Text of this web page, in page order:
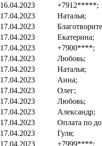
16.04.2023
+7912*****;
17.04.2023
Наталья;
17.04.2023
17.04.2023
Екатерина;
17.04.2023
+7900****;
17.04.2023
Любовь;
17.04.2023
Наталья;
17.04.2023
Анна;
17.04.2023
Олег;
17.04.2023
Любовь;
17.04.2023
Александр;
17.04.2023
Оплата по
17.04.2023
Гуля;
17.04.2023
+7999****;